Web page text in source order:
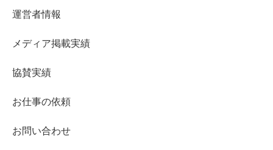
運営者情報
メディア掲載実績
協賛実績
お仕事の依頼
お問い合わせ